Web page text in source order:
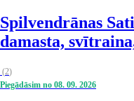
Spilvendrānas
damasta,
(2)
Piegādāsim no 08. 09. 2026